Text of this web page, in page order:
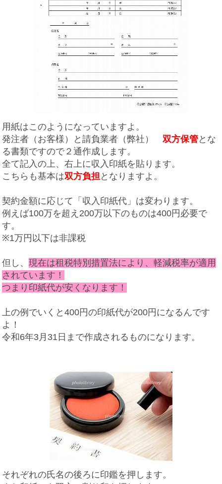
用紙はこのようになっていますよ。
発注者（お客様）と請負業者（弊社）双方保管とな
る書類ですので２通作成します。
全て記入の上、右上に収入印紙を貼ります。
こちらも基本は双方負担となりますよ。
契約金額に応じて「収入印紙代」は変わります。
例えば100万を超え200万以下のものは400円必要で
す。
※1万円以下は非課税
但し、現在は租税特別措置法により、軽減税率が適用
されています！
つまり印紙代が安くなります！
上の例でいくと400円の印紙代が200円になるんです
よ！
令和6年3月31日まで作成されるものになります。
それぞれの氏名の後ろに印鑑を押します。